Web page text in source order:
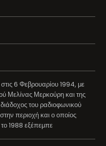
6 Φεβρουαρίου 1994, με
Μελίνας Μερκούρη και της
του ραδιοφωνικού
περιοχή και ο οποίος
το 1988 εξέπεμπε